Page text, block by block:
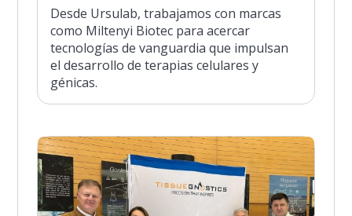
Desde Ursulab, trabajamos con marcas
como Miltenyi Biotec para acercar
tecnologías de vanguardia que impulsan
el desarrollo de terapias celulares y
génicas.